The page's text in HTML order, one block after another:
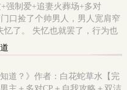
+强制爱+追妻火葬场+多对
口捡了个帅男人，男人宽肩窄
忆了。 失忆也就罢了，行为也
，离他很远。他虽好奇，但也
道？》作者：白花蛇草水【完